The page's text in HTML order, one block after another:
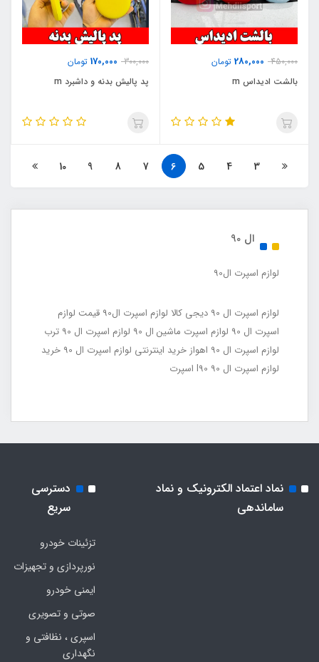
450,000
280,000 تومان
بالشت ادیداس m
300,000
170,000 تومان
پد پالیش بدنه و داشبرد m
3
4
5
6
7
8
9
10
ال 90
لوازم اسپرت ال90
لوازم اسپرت ال 90 دیجی کالا لوازم اسپرت ال90 قیمت لوازم
اسپرت ال 90 لوازم اسپرت ماشین ال 90 لوازم اسپرت ال 90 ترب
لوازم اسپرت ال 90 اهواز خرید اینترنتی لوازم اسپرت ال 90 خرید
لوازم اسپرت ال 90 l90 اسپرت
نماد اعتماد الکترونیک و نماد
ساماندهی
دسترسی
سریع
تزئینات خودرو
نورپردازی و تجهیزات
ایمنی خودرو
صوتی و تصویری
اسپری ، نظافتی و
نگهداری